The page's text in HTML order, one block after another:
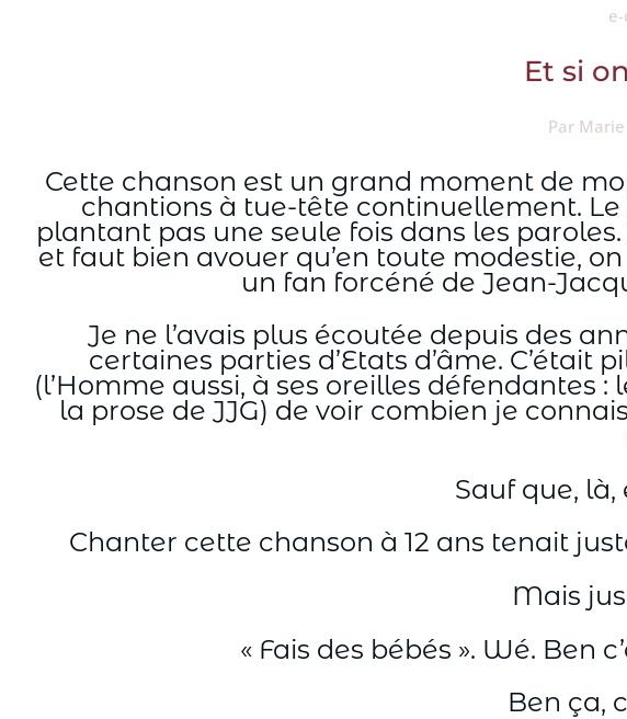
Et si
Par Marie
Cette chanson est un grand moment de
chantions à tue-tête continuellement.
plantant pas une seule fois dans les
et faut bien avouer qu’en toute modestie,
un fan forcéné de Jean-
Je ne l’avais plus écoutée depuis des
certaines parties d’Etats d’âme. C’était
(l’Homme aussi, à ses oreilles défendantes
la prose de JJG) de voir combien je
Sauf que,
Chanter cette chanson à 12 ans tenait
Mais
« Fais des bébés ». Wé. Ben
Ben ça,